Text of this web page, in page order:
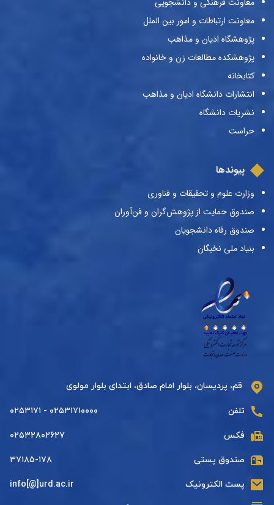
معاونت ارتباطات و امور بین الملل
پژوهشگاه ادیان و مذاهب
پژوهشکده مطالعات زن و خانواده
کتابخانه
انتشارات دانشگاه ادیان و مذاهب
نشریات دانشگاه
حراست
پیوندها
وزارت علوم و تحقیقات و فناوری
صندوق حمایت از پژوهش‌گران و فن‌آوران
صندوق رفاه دانشجویان
بنیاد ملی نخبگان
قم، پردیسان، بلوار امام صادق، ابتدای بلوار مولوی
تلفن ۰۲۵۳۱۷۱۰۰۰۰ - ۰۲۵۳۱۷۱
فکس ۰۲۵۳۲۸۰۲۶۲۷
صندوق پستی ۳۷۱۸۵-۱۷۸
پست الکترونیک info[@]urd.ac.ir